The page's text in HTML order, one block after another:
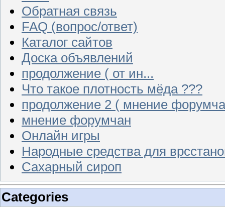
Обратная связь
FAQ (вопрос/ответ)
Каталог сайтов
Доска объявлений
продолжение ( от ин...
Что такое плотность мёда ???
продолжение 2 ( мнение
мнение форумчан
Онлайн игры
Народные средства для
Сахарный сироп
Categories